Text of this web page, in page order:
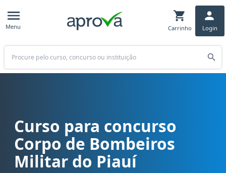
Menu Carrinho Login
Buscar
Curso para concurso CBM PI - Corpo de Bombeiros Militar do
Curso para concurso
Corpo de Bombeiros
Militar do Piauí